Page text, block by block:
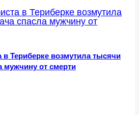
в Териберке возмутила тысячи
мужчину от смерти